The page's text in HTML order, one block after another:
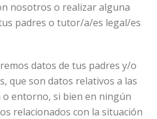
nosotros o realizar alguna
padres o tutor/a/es legal/es
datos de tus padres y/o
que son datos relativos a las
entorno, si bien en ningún
relacionados con la situación